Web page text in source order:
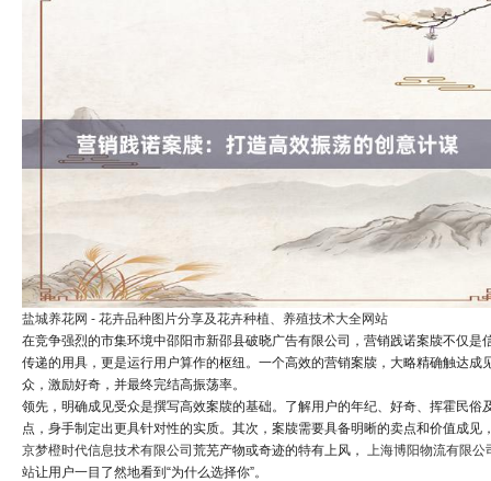
盐城养花网 - 花卉品种图片分享及花卉种植、养殖技术大全网站
在竞争强烈的市集环境中邵阳市新邵县破晓广告有限公司，营销践诺案牍不仅是
传递的用具，更是运行用户算作的枢纽。一个高效的营销案牍，大略精确触达成
众，激励好奇，并最终完结高振荡率。
领先，明确成见受众是撰写高效案牍的基础。了解用户的年纪、好奇、挥霍民俗
点，身手制定出更具针对性的实质。其次，案牍需要具备明晰的卖点和价值成见
京梦橙时代信息技术有限公司荒芜产物或奇迹的特有上风，
上海博阳物流有限公
站让用户一目了然地看到“为什么选择你”。